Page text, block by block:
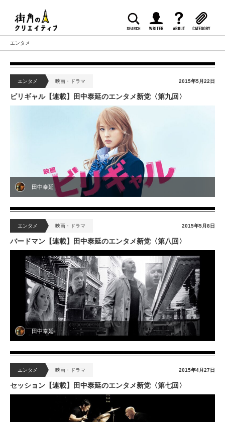
エンタメ
エンタメ 映画・ドラマ 2015年5月22日
ビリギャル【連載】田中泰延のエンタメ新党〈第九回〉
田中泰延
エンタメ 映画・ドラマ 2015年5月8日
バードマン【連載】田中泰延のエンタメ新党〈第八回〉
田中泰延
エンタメ 映画・ドラマ 2015年4月27日
セッション【連載】田中泰延のエンタメ新党〈第七回〉